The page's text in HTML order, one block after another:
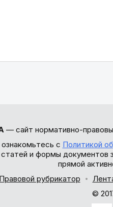
— сайт нормативно-
с Политикой
и формы
прямой
Правовой рубрикатор
©